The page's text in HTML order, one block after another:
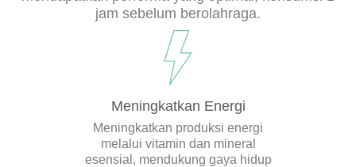
jam sebelum berolahraga.
Meningkatkan Energi
Meningkatkan produksi energi
melalui vitamin dan mineral
esensial, mendukung gaya hidup